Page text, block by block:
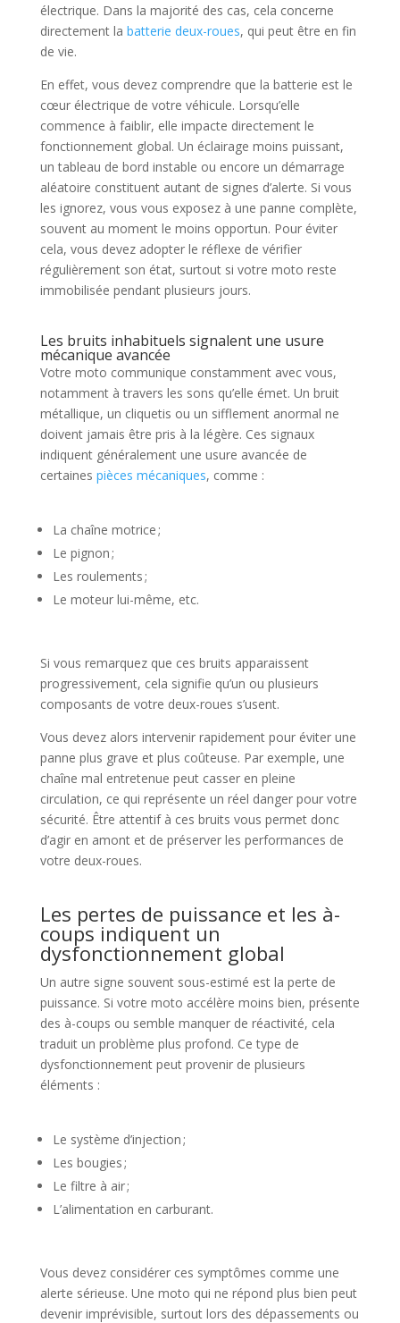
électrique. Dans la majorité des cas, cela concerne
directement la batterie deux-roues, qui peut être en fin
de vie.
En effet, vous devez comprendre que la batterie est le
cœur électrique de votre véhicule. Lorsqu’elle
commence à faiblir, elle impacte directement le
fonctionnement global. Un éclairage moins puissant,
un tableau de bord instable ou encore un démarrage
aléatoire constituent autant de signes d’alerte. Si vous
les ignorez, vous vous exposez à une panne complète,
souvent au moment le moins opportun. Pour éviter
cela, vous devez adopter le réflexe de vérifier
régulièrement son état, surtout si votre moto reste
immobilisée pendant plusieurs jours.
Les bruits inhabituels signalent une usure
mécanique avancée
Votre moto communique constamment avec vous,
notamment à travers les sons qu’elle émet. Un bruit
métallique, un cliquetis ou un sifflement anormal ne
doivent jamais être pris à la légère. Ces signaux
indiquent généralement une usure avancée de
certaines pièces mécaniques, comme :
La chaîne motrice ;
Le pignon ;
Les roulements ;
Le moteur lui-même, etc.
Si vous remarquez que ces bruits apparaissent
progressivement, cela signifie qu’un ou plusieurs
composants de votre deux-roues s’usent.
Vous devez alors intervenir rapidement pour éviter une
panne plus grave et plus coûteuse. Par exemple, une
chaîne mal entretenue peut casser en pleine
circulation, ce qui représente un réel danger pour votre
sécurité. Être attentif à ces bruits vous permet donc
d’agir en amont et de préserver les performances de
votre deux-roues.
Les pertes de puissance et les à-
coups indiquent un
dysfonctionnement global
Un autre signe souvent sous-estimé est la perte de
puissance. Si votre moto accélère moins bien, présente
des à-coups ou semble manquer de réactivité, cela
traduit un problème plus profond. Ce type de
dysfonctionnement peut provenir de plusieurs
éléments :
Le système d’injection ;
Les bougies ;
Le filtre à air ;
L’alimentation en carburant.
Vous devez considérer ces symptômes comme une
alerte sérieuse. Une moto qui ne répond plus bien peut
devenir imprévisible, surtout lors des dépassements ou